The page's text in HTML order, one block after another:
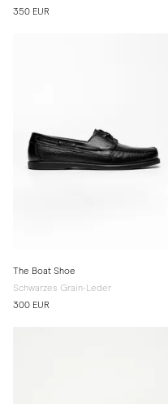
350 EUR
The Boat Shoe
Schwarzes Grain-Leder
300 EUR